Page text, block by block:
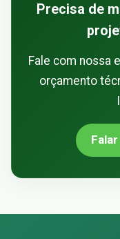
Precisa de
Fale com nossa
orçamento